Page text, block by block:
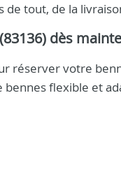
de tout, de la
dès
réserver votre
flexible et